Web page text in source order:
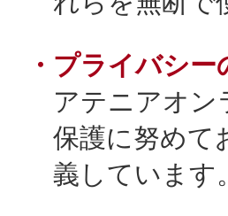
メイ
・プライバシ
アテニアオン
保護に努めて
義していま